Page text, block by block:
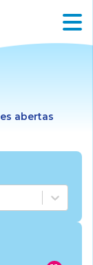
abertas